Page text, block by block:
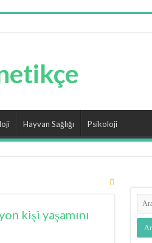
Hayvan Sağlığı Psikoloji
kişi yaşamını